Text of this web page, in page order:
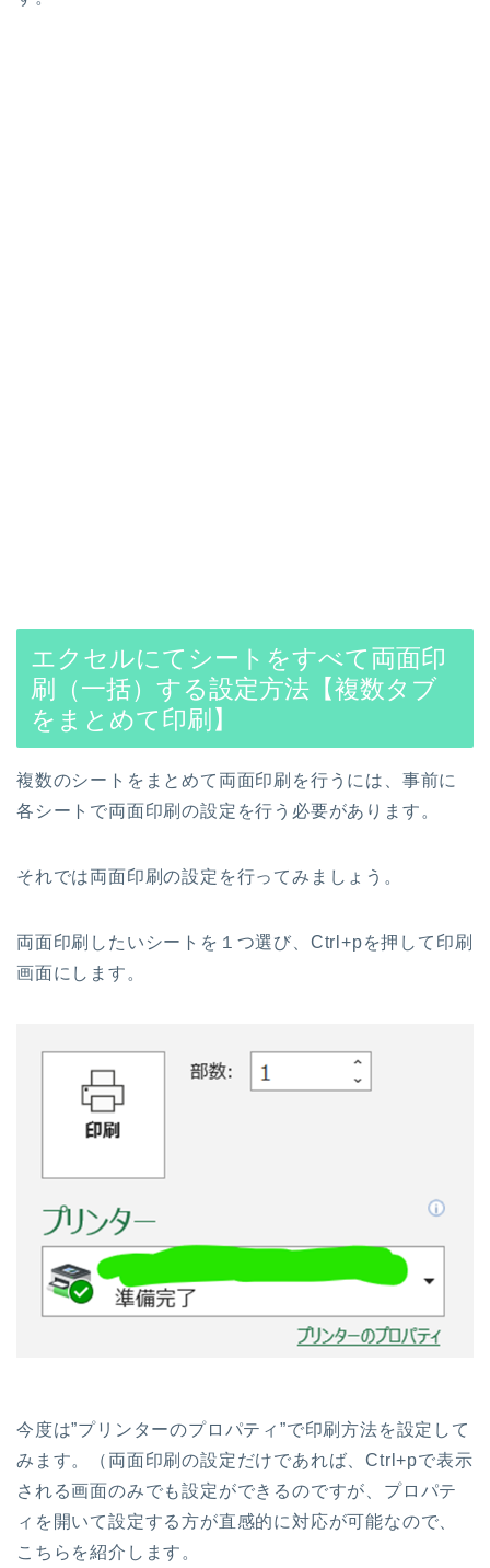
エクセルにてシートをすべて両面印
刷（一括）する設定方法【複数タブ
をまとめて印刷】
複数のシートをまとめて両面印刷を行うには、事前に
各シートで両面印刷の設定を行う必要があります。
それでは両面印刷の設定を行ってみましょう。
両面印刷したいシートを１つ選び、Ctrl+pを押して印刷
画面にします。
今度は”プリンターのプロパティ”で印刷方法を設定して
みます。（両面印刷の設定だけであれば、Ctrl+pで表示
される画面のみでも設定ができるのですが、プロパテ
ィを開いて設定する方が直感的に対応が可能なので、
こちらを紹介します。